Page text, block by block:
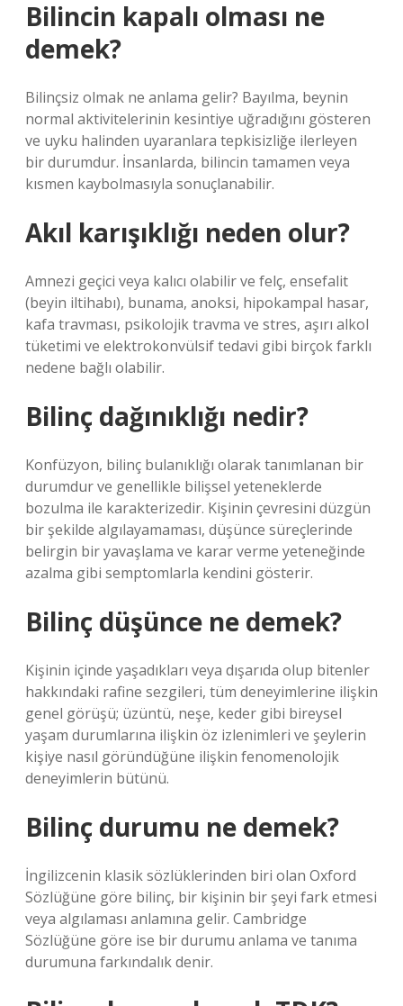
Bilincin kapalı olması ne
demek?
Bilinçsiz olmak ne anlama gelir? Bayılma, beynin
normal aktivitelerinin kesintiye uğradığını gösteren
ve uyku halinden uyaranlara tepkisizliğe ilerleyen
bir durumdur. İnsanlarda, bilincin tamamen veya
kısmen kaybolmasıyla sonuçlanabilir.
Akıl karışıklığı neden olur?
Amnezi geçici veya kalıcı olabilir ve felç, ensefalit
(beyin iltihabı), bunama, anoksi, hipokampal hasar,
kafa travması, psikolojik travma ve stres, aşırı alkol
tüketimi ve elektrokonvülsif tedavi gibi birçok farklı
nedene bağlı olabilir.
Bilinç dağınıklığı nedir?
Konfüzyon, bilinç bulanıklığı olarak tanımlanan bir
durumdur ve genellikle bilişsel yeteneklerde
bozulma ile karakterizedir. Kişinin çevresini düzgün
bir şekilde algılayamaması, düşünce süreçlerinde
belirgin bir yavaşlama ve karar verme yeteneğinde
azalma gibi semptomlarla kendini gösterir.
Bilinç düşünce ne demek?
Kişinin içinde yaşadıkları veya dışarıda olup bitenler
hakkındaki rafine sezgileri, tüm deneyimlerine ilişkin
genel görüşü; üzüntü, neşe, keder gibi bireysel
yaşam durumlarına ilişkin öz izlenimleri ve şeylerin
kişiye nasıl göründüğüne ilişkin fenomenolojik
deneyimlerin bütünü.
Bilinç durumu ne demek?
İngilizcenin klasik sözlüklerinden biri olan Oxford
Sözlüğüne göre bilinç, bir kişinin bir şeyi fark etmesi
veya algılaması anlamına gelir. Cambridge
Sözlüğüne göre ise bir durumu anlama ve tanıma
durumuna farkındalık denir.